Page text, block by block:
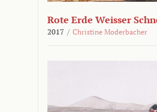
Rote Erde Weisser
2017 / Christine Moderbacher